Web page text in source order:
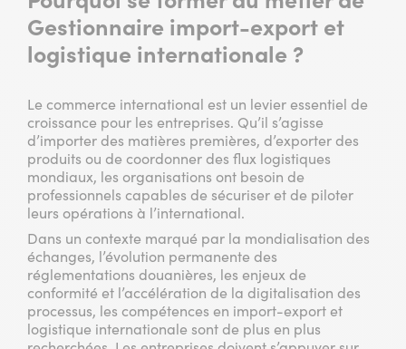
Gestionnaire import-export et
logistique internationale ?
Le commerce international est un levier essentiel de
croissance pour les entreprises. Qu’il s’agisse
d’importer des matières premières, d’exporter des
produits ou de coordonner des flux logistiques
mondiaux, les organisations ont besoin de
professionnels capables de sécuriser et de piloter
leurs opérations à l’international.
Dans un contexte marqué par la mondialisation des
échanges, l’évolution permanente des
réglementations douanières, les enjeux de
conformité et l’accélération de la digitalisation des
processus, les compétences en import-export et
logistique internationale sont de plus en plus